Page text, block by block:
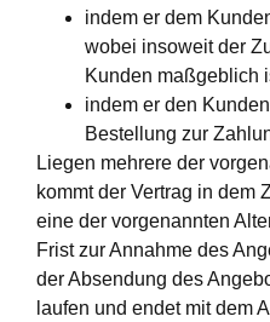
indem er dem
wobei insoweit der
Kunden maßgeblich
indem er den
Bestellung zur
Liegen mehrere der
kommt der Vertrag in dem
eine der vorgenannten
Frist zur Annahme des
der Absendung des
laufen und endet mit dem